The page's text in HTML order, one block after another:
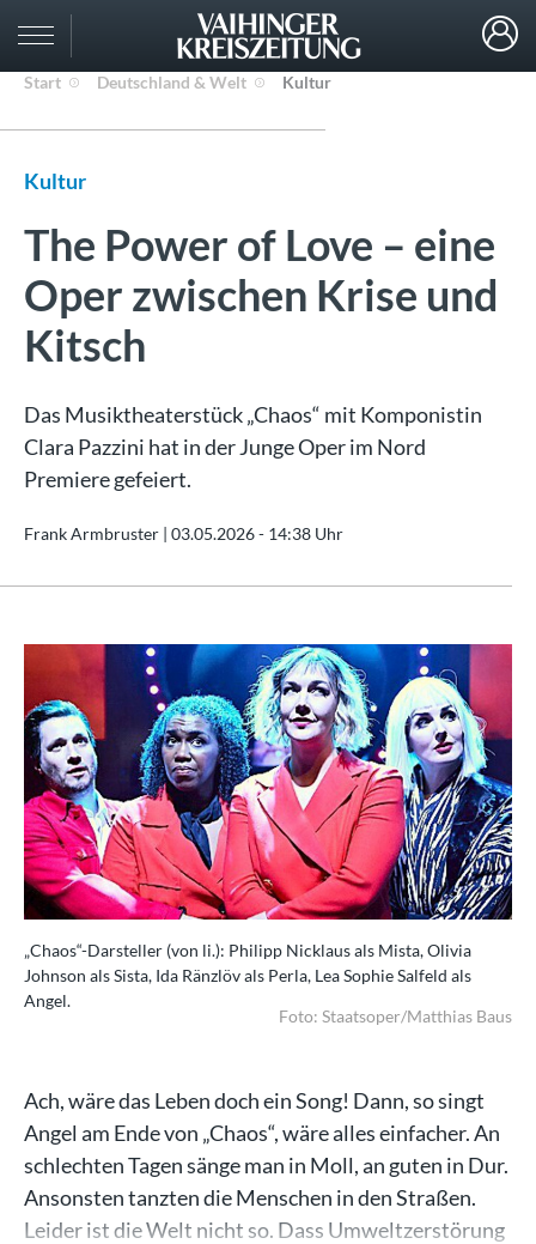
Start Deutschland & Welt Kultur
Kultur
The Power of Love – eine
Oper zwischen Krise und
Kitsch
Das Musiktheaterstück „Chaos“ mit Komponistin
Clara Pazzini hat in der Junge Oper im Nord
Premiere gefeiert.
Frank Armbruster | 03.05.2026 - 14:38 Uhr
„Chaos“-Darsteller (von li.): Philipp Nicklaus als Mista, Olivia
Johnson als Sista, Ida Ränzlöv als Perla, Lea Sophie Salfeld als
Angel.
Foto: Staatsoper/Matthias Baus
Ach, wäre das Leben doch ein Song! Dann, so singt
Angel am Ende von „Chaos“, wäre alles einfacher. An
schlechten Tagen sänge man in Moll, an guten in Dur.
Ansonsten tanzten die Menschen in den Straßen.
Leider ist die Welt nicht so. Dass Umweltzerstörung